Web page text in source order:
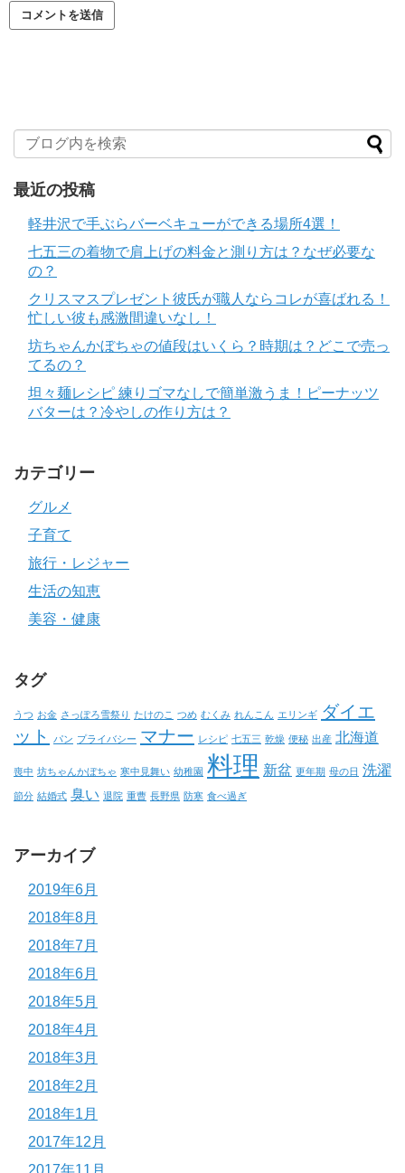
最近の投稿
軽井沢で手ぶらバーベキューができる場所4選！
七五三の着物で肩上げの料金と測り方は？なぜ必要な
の？
クリスマスプレゼント彼氏が職人ならコレが喜ばれる！
忙しい彼も感激間違いなし！
坊ちゃんかぼちゃの値段はいくら？時期は？どこで売っ
てるの？
坦々麺レシピ 練りゴマなしで簡単激うま！ピーナッツ
バターは？冷やしの作り方は？
カテゴリー
グルメ
子育て
旅行・レジャー
生活の知恵
美容・健康
タグ
うつ お金 さっぽろ雪祭り たけのこ つめ むくみ れんこん エリンギ ダイエ
ット
パン プライバシー マナー レシピ 七五三 乾燥 便秘 出産 北海道
喪中 坊ちゃんかぼちゃ 寒中見舞い 幼稚園 料理 新盆 更年期 母の日 洗濯
節分 結婚式 臭い 退院 重曹 長野県 防寒 食べ過ぎ
アーカイブ
2019年6月
2018年8月
2018年7月
2018年6月
2018年5月
2018年4月
2018年3月
2018年2月
2018年1月
2017年12月
2017年11月